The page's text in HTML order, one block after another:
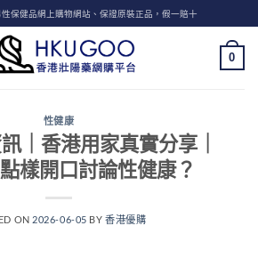
保健品網上購物網站、保證原裝正品，假一賠十
0
性健康
｜香港用家真實分享｜
樣開口討論性健康？
ON 2026-06-05 BY香港優購